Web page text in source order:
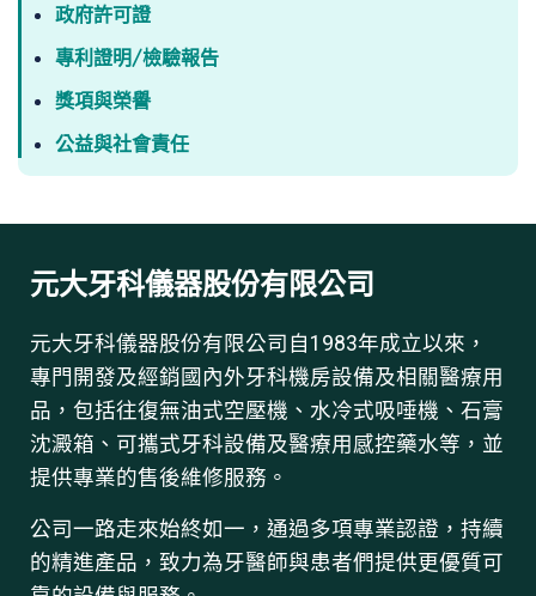
政府許可證
專利證明/檢驗報告
獎項與榮譽
公益與社會責任
元大牙科儀器股份有限公司
元大牙科儀器股份有限公司自1983年成立以來，
專門開發及經銷國內外牙科機房設備及相關醫療用
品，包括往復無油式空壓機、水冷式吸唾機、石膏
沈澱箱、可攜式牙科設備及醫療用感控藥水等，並
提供專業的售後維修服務。
公司一路走來始終如一，通過多項專業認證，持續
的精進產品，致力為牙醫師與患者們提供更優質可